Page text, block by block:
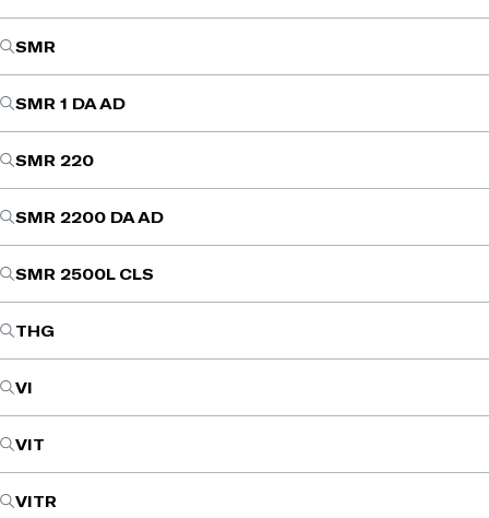
SMR
SMR 1 DA AD
SMR 220
SMR 2200 DA AD
SMR 2500L CLS
THG
VI
VIT
VITR